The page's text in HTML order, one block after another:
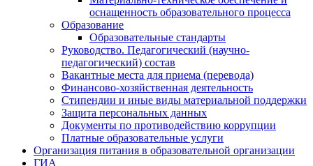
оснащенность образовательного процесса
Образование
Образовательные стандарты
Руководство. Педагогический (научно-
педагогический) состав
Вакантные места для приема (перевода)
Финансово-хозяйственная деятельность
Стипендии и иные виды материальной поддержки
Защита персональных данных
Документы по противодействию коррупции
Платные образовательные услуги
Организация питания в образовательной организации
ГИА